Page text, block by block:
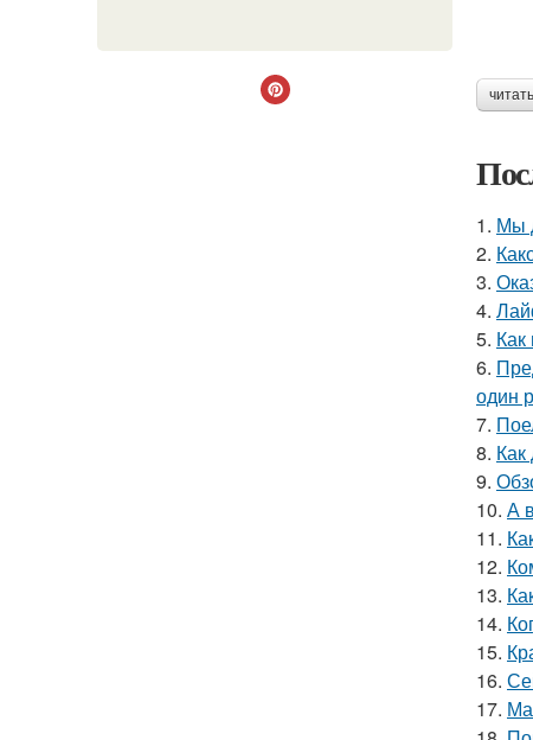
1. Мы
2.
3.
4.
5. Как
6.
один
7.
8.
9.
10. А
11.
12.
13.
14.
15.
16.
17.